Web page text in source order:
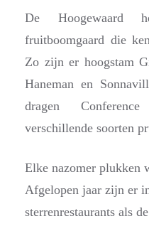
De Hoogewaard
fruitboomgaard die
Zo zijn er hoogstam
Haneman en
dragen
verschillende soorten
Elke nazomer plukken
Afgelopen jaar zijn er
sterrenrestaurants als